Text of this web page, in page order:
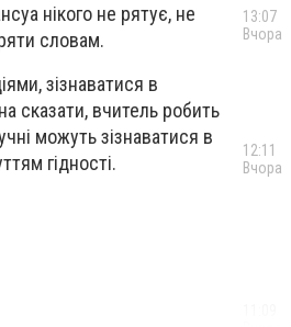
нікого не рятує, не
словам.
зізнаватися в
сказати, вчитель робить
можуть зізнаватися в
гідності.
13:07
Вчора
12:11
Вчора